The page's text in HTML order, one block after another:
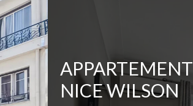
APPARTEMENT
NICE WILSON